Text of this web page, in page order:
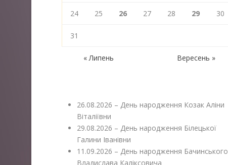
24 25 26 27 28 29 30
31
« Липень Вересень »
26.08.2026 – День народження Козак Аліни
Віталіївни
29.08.2026 – День народження Білецької
Галини Іванівни
11.09.2026 – День народження Бачинського
Владислава Каліксовича